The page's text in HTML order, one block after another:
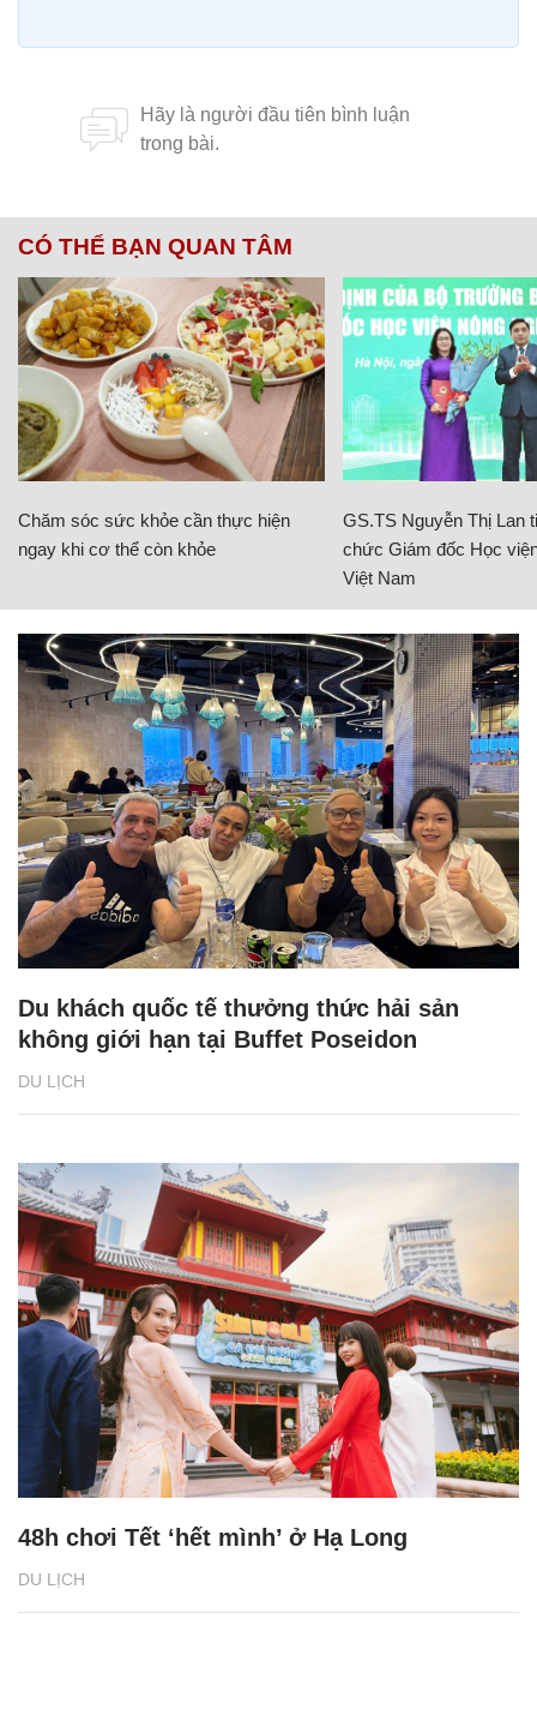
CÓ THỂ BẠN QUAN TÂM
Chăm sóc sức khỏe cần thực hiện
ngay khi cơ thể còn khỏe
GS.TS Nguyễn Thị Lan
chức Giám đốc Học
Việt Nam
DU LỊCH
Du khách quốc tế thưởng thức hải sản
không giới hạn tại Buffet Poseidon
DU LỊCH
48h chơi Tết ‘hết mình’ ở Hạ Long